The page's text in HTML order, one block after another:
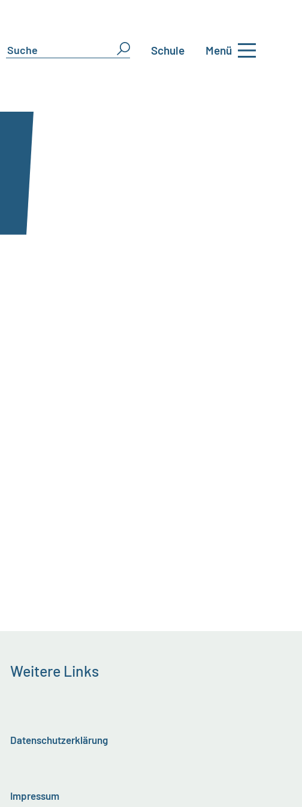
Schule Menü
Weitere Links
Datenschutzerklärung
Impressum